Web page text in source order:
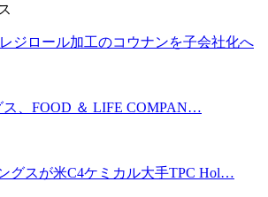
ジロール加工のコウナンを子会社化へ
ス、FOOD ＆ LIFE COMPAN…
グスが米C4ケミカル大手TPC Hol…